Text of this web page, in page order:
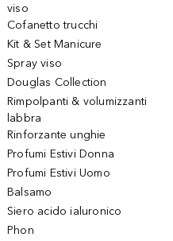
viso
Cofanetto trucchi
Kit & Set Manicure
Spray viso
Douglas Collection
Rimpolpanti & volumizzanti
labbra
Rinforzante unghie
Profumi Estivi Donna
Profumi Estivi Uomo
Balsamo
Siero acido ialuronico
Phon